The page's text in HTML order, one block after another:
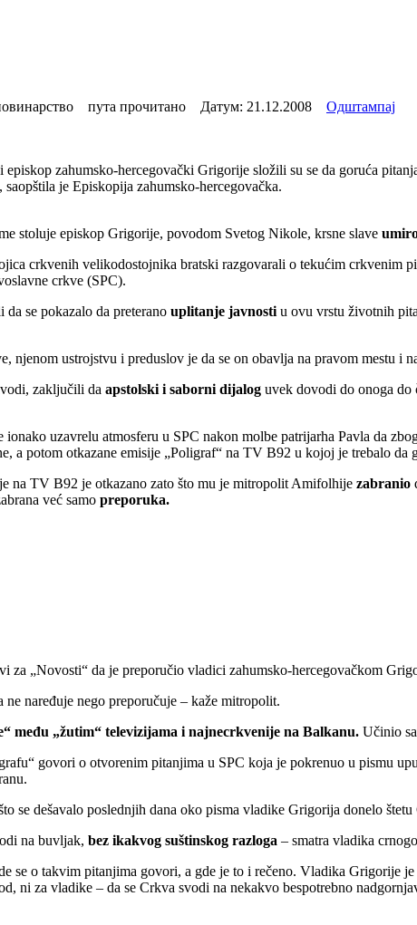
пута прочитано Датум: 21.12.2008 Одштампај
zahumsko-hercegovački Grigorije složili su se da goruća
je Episkopija zahumsko-hercegovačka.
stoluje episkop Grigorije, povodom Svetog Nikole, krsne slave
crkvenih velikodostojnika bratski razgovarali o tekućim crkvenim
crkve (SPC).
se pokazalo da preterano uplitanje javnosti u ovu vrstu životnih
ustrojstvu i preduslov je da se on obavlja na pravom mestu i
zaključili da apstolski i saborni dijalog uvek dovodi do onoga do
uzavrelu atmosferu u SPC nakon molbe patrijarha Pavla da
a potom otkazane emisije „Poligraf“ na TV B92 u kojoj je trebalo da
na TV B92 je otkazano zato što mu je mitropolit Amifolhije zabranio
već samo preporuka.
„Novosti“ da je preporučio vladici zahumsko-hercegovačkom
ne naređuje nego preporučuje – kaže mitropolit.
među „žutim“ televizijama i najnecrkvenije na Balkanu. Učinio
govori o otvorenim pitanjima u SPC koja je pokrenuo u pismu
se dešavalo poslednjih dana oko pisma vladike Grigorija donelo
na buvljak, bez ikakvog suštinskog razloga – smatra vladika
se o takvim pitanjima govori, a gde je to i rečeno. Vladika Grigorije
ni za vladike – da se Crkva svodi na nekakvo bespotrebno